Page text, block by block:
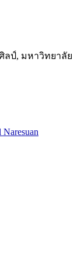
ลป์, มหาวิทยาลัย